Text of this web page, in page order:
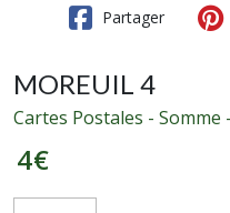
Partager
MOREUIL 4
Cartes Postales - Somme -
4€